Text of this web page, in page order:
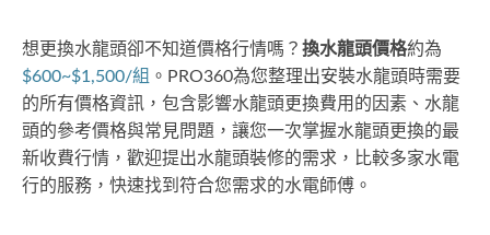
想更換水龍頭卻不知道價格行情嗎？ 換水龍頭價格約為
$600~$1,500/組 。PRO360為您整理出安裝水龍頭時需要
的所有價格資訊，包含影響水龍頭更換費用的因素、水龍
頭的參考價格與常見問題，讓您一次掌握水龍頭更換的最
新收費行情，歡迎提出水龍頭裝修的需求，比較多家水電
行的服務，快速找到符合您需求的水電師傅。